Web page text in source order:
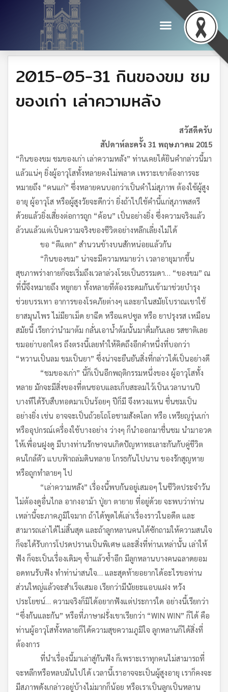
2015-05-31 กินของขม ชม
ของเก่า เล่าความหลัง
สวัสดีครับ
สัปดาห์ละครั้ง 31 พฤษภาคม 2015
“กินของขม ชมของเก่า เล่าความหลัง” ท่านเคยได้ยินคำกล่าวนี้มา
แล้วแน่ๆ ยิ่งผู้อาวุโสทั้งหลายคงไม่พลาด เพราะเขาต้องการจะ
หมายถึง “คนแก่” ซึ่งหลายคนบอกว่าเป็นคำไม่สุภาพ ต้องใช้ผู้สูง
อายุ ผู้อาวุโส หรือผู้สูงวัยจะดีกว่า ยิ่งถ้าไปใช้คำนี้แก่สุภาพสตรี
ด้วยแล้วยิ่งเสี่ยงต่อการถูก “ค้อน” เป็นอย่างยิ่ง ซึ่งความจริงแล้ว
ล้วนแล้วแต่เป็นความจริงของชีวิตอย่างหลีกเลี่ยงไม่ได้
ขอ “ตีแตก” สำนวนข้างบนสักหน่อยแล้วกัน
“กินของขม” น่าจะมีความหมายว่า เวลาอายุมากขึ้น
สุขภาพร่างกายก็จะเริ่มถึงเวลาล่วงโรยเป็นธรรมดา… “ของขม” ณ
ที่นี้จึงหมายถึง หยูกยา ทั้งหลายที่ต้องระดมกันเข้ามาช่วยบำรุง
ช่วยบรรเทา อาการของโรคภัยต่างๆ และยาในสมัยโบราณเขาใช้
ยาสมุนไพร ไม่มียาเม็ด ยาฉีด หรือแคปซูล หรือ ยาปรุงรส เหมือน
สมัยนี้ เรียกว่านำมาต้ม กลั่นเอาน้ำต้มนั้นมาดื่มกันเลย รสชาติเลย
ขมอย่าบอกใคร ถึงตรงนี้เลยทำให้คิดถึงอีกคำหนึ่งที่บอกว่า
“หวานเป็นลม ขมเป็นยา” ซึ่งน่าจะยืนยันสิ่งที่กล่าวได้เป็นอย่างดี
“ชมของเก่า” นี้ก็เป็นอีกพฤติกรรมหนึ่งของ ผู้อาวุโสทั้ง
หลาย มักจะมีสิ่งของที่ตนชอบและเก็บสะลมไว้เป็นเวลานานปี
บางทีได้รับสืบทอดมาเป็นร้อยๆ ปีก็มี จึงหวงแหน ชื่นชมเป็น
อย่างยิ่ง เช่น อาจจะเป็นถ้วยโถโอชามสังคโลก หรือ เหรียญรุ่นเก่า
หรืออุปกรณ์เครื่องใช้บางอย่าง ว่างๆ ก็นำออกมาชื่นชม นำมาอวด
ให้เพื่อนฝูงดู มีบางท่านรักษาจนเกิดปัญหาทะเลาะกันกับคู่ชีวิต
คนใกล้ตัว แบบฟ้าถล่มดินทลาย โกรธกันไปนาน ของรักสูญหาย
หรือถูกทำลายๆ ไป
“เล่าความหลัง” เรื่องนี้พบกันอยู่เสมอๆ ในชีวิตประจำวัน
ไม่ต้องดูอื่นไกล อากงอาม้า ปู่ยา ตายาย ที่อยู่ด้วย จะพบว่าท่าน
เหล่านี้จะภาคภูมิใจมาก ถ้าได้พูดได้เล่าเรื่องราวในอดีต และ
สามารถเล่าได้ไม่สิ้นสุด และถ้าลูกหลานคนได้ซักถามให้ความสนใจ
ก็จะได้รับการโปรดปรานเป็นพิเศษ และสิ่งที่ท่านเหล่านั้น เล่าให้
ฟัง ก็จะเป็นเรื่องเดิมๆ ซ้ำแล้วซ้ำอีก มีลูกหลานบางคนฉลาดยอม
อดทนรับฟัง ทำท่าน่าสนใจ… และสุดท้ายอยากได้อะไรขอท่าน
ส่วนใหญ่แล้วจะสำเร็จเสมอ เรียกว่ามีนัยยะแอบแฝง หวัง
ประโยชน์… ความจริงก็มิได้อยากฟังแต่ประการใด อย่างนี้เรียกว่า
“ซึ่งกันและกัน” หรือที่ภาษาฝรั่งเขาเรียกว่า “WIN WIN” ก็ได้ คือ
ท่านผู้อาวุโสทั้งหลายก็ได้ความสุขความภูมิใจ ลูกหลานก็ได้สิ่งที่
ต้องการ
ที่นำเรื่องนี้มาเล่าสู่กันฟัง ก็เพราะเราทุกคนไม่สามารถที่
จะหลีกหรือหลบมันไปได้ เวลานี้เราอาจจะเป็นผู้สูงอายุ เราก็คงจะ
มีสภาพดังเกล่าวอยู่บ้างไม่มากก็น้อย หรือเราเป็นลูกเป็นหลาน